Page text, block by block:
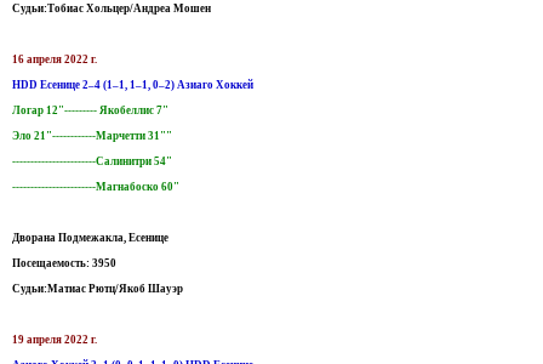
Судьи:Тобиас Хольцер/Андреа Мошен
16 апреля 2022 г.
HDD Есенице 2–4 (1–1, 1–1, 0–2) Азиаго Хоккей
Логар 12"--------- Якобеллис 7"
Эло 21"------------Марчетти 31""
-----------------------Салинитри 54"
-----------------------Магнабоско 60"
Дворана Подмежакла, Есенице
Посещаемость: 3950
Судьи:Матиас Рютц/Якоб Шауэр
19 апреля 2022 г.